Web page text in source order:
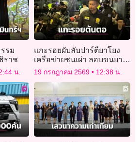
รม
ราช
น.
แกะรอยผับลับปาร์ตี้ยาโยง
เครือข่ายชนเผ่า ลอบขนยาน
รกสามเหลี่ยมทองคำ
19 กรกฎาคม 2569 12:38 น.